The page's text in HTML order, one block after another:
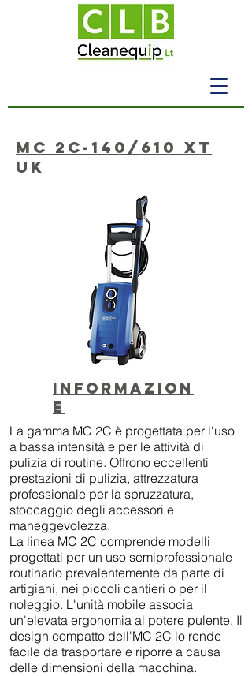
MC 2C-140/610 XT
UK
Informazion
e
La gamma MC 2C è progettata per l'uso
a bassa intensità e per le attività di
pulizia di routine. Offrono eccellenti
prestazioni di pulizia, attrezzatura
professionale per la spruzzatura,
stoccaggio degli accessori e
maneggevolezza.
La linea MC 2C comprende modelli
progettati per un uso semiprofessionale
routinario prevalentemente da parte di
artigiani, nei piccoli cantieri o per il
noleggio. L'unità mobile associa
un'elevata ergonomia al potere pulente. Il
design compatto dell'MC 2C lo rende
facile da trasportare e riporre a causa
delle dimensioni della macchina.